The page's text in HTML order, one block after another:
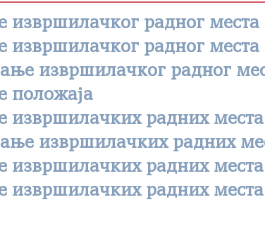
извршилачког радног места
извршилачког радног места
извршилачког радног
положаја
извршилачких радних места
извршилачких радних
извршилачких радних места
извршилачких радних места